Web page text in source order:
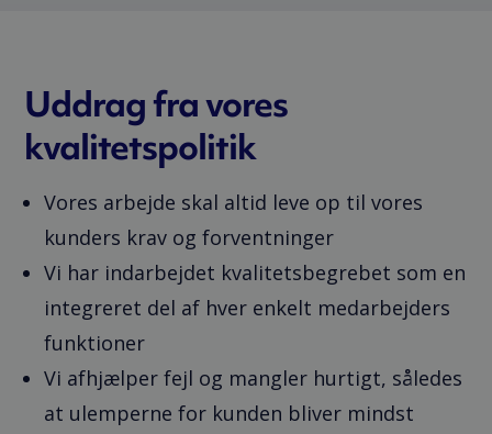
Uddrag fra vores
kvalitetspolitik
Vores arbejde skal altid leve op til vores
kunders krav og forventninger
Vi har indarbejdet kvalitetsbegrebet som en
integreret del af hver enkelt medarbejders
funktioner
Vi afhjælper fejl og mangler hurtigt, således
at ulemperne for kunden bliver mindst